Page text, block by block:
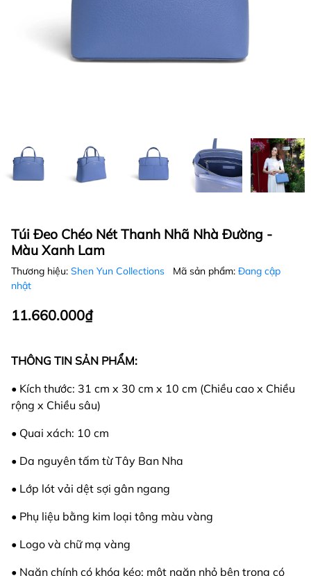
Túi Đeo Chéo Nét Thanh Nhã Nhà Đường -
Màu Xanh Lam
Thương hiệu: Shen Yun Collections Mã sản phẩm: Đang cập
nhật
11.660.000₫
THÔNG TIN SẢN PHẨM:
• Kích thước: 31 cm x 30 cm x 10 cm (Chiều cao x Chiều
rộng x Chiều sâu)
• Quai xách: 10 cm
• Da nguyên tấm từ Tây Ban Nha
• Lớp lót vải dệt sợi gân ngang
• Phụ liệu bằng kim loại tông màu vàng
• Logo và chữ mạ vàng
• Ngăn chính có khóa kéo; một ngăn nhỏ bên trong có